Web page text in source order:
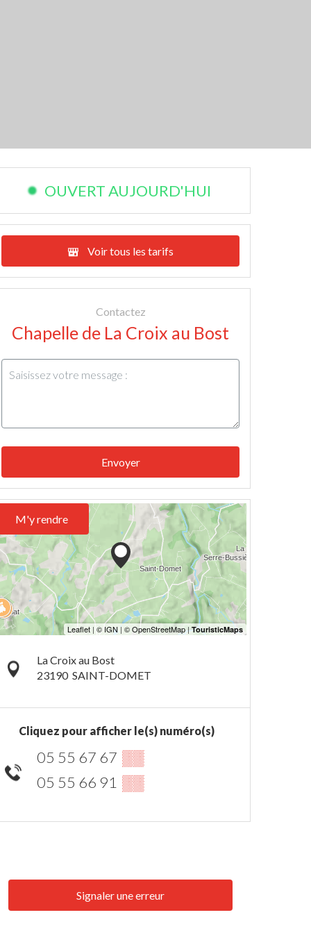
OUVERT AUJOURD'HUI
Voir tous les tarifs
Contactez
Chapelle de La Croix au Bost
Envoyer
M'y rendre
La Croix au Bost
23190 SAINT-DOMET
Cliquez pour afficher le(s) numéro(s)
05 55 67 67 ▒▒
05 55 66 91 ▒▒
Signaler une erreur